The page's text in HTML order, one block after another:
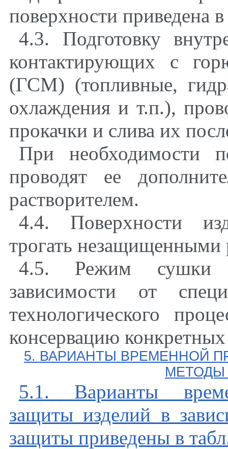
поверхности приведена
4.3. Подготовку
контактирующих с
(ГСМ) (топливные,
охлаждения и т.п.),
прокачки и слива их
При необходимости
проводят ее
растворителем.
4.4. Поверхности
трогать незащищенными
4.5. Режим сушки
зависимости от
технологического
консервацию
5. ВАРИАНТЫ ВРЕМЕННОЙ
МЕТОДЫ
5.1. Варианты
защиты изделий в
защиты приведены в